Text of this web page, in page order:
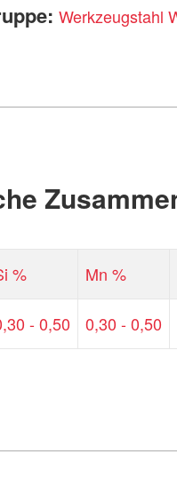
Werkzeugstahl
% Mn %
- 0,50 0,30 - 0,50